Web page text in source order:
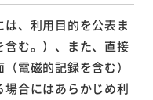
、利用目的を公表ま
含む。）、また、直接
電磁的記録を含む）
合にはあらかじめ利